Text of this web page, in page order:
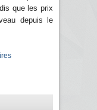
que les prix
depuis le